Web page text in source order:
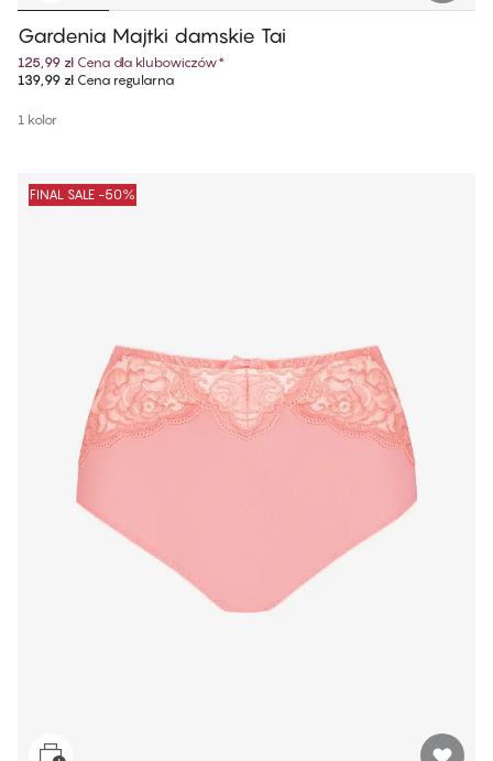
Gardenia Majtki damskie Tai
125,99 zł Cena dla klubowiczów*
139,99 złCena regularna
1 kolor
FINAL SALE -50%